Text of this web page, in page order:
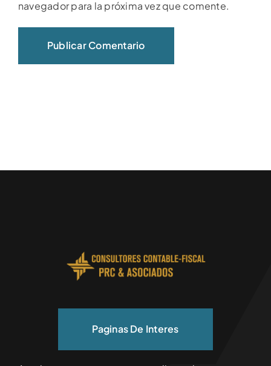
navegador para la próxima vez que comente.
Paginas De Interes